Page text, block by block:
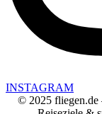
INSTAGRAM
© 2025 fliegen.de